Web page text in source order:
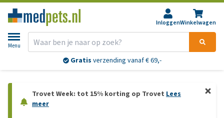
InloggenWinkelwagen
Menu
Gratis verzending vanaf € 69,-
Trovet Week: tot 15% korting op Trovet Lees
meer